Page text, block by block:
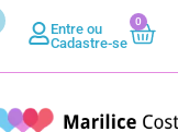
Entre ou
Cadastre-se
0